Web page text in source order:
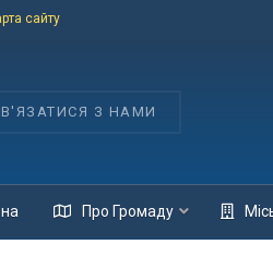
сайту
З НАМИ
Про Громаду